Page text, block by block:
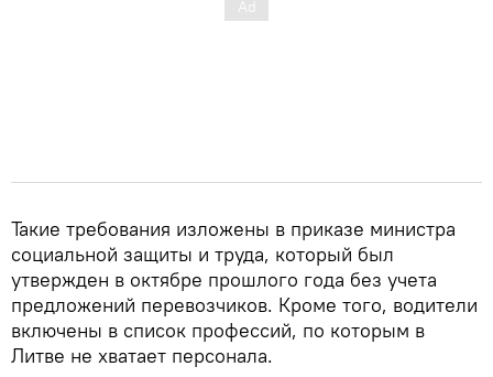
Такие требования изложены в приказе министра
социальной защиты и труда, который был
утвержден в октябре прошлого года без учета
предложений перевозчиков. Кроме того, водители
включены в список профессий, по которым в
Литве не хватает персонала.